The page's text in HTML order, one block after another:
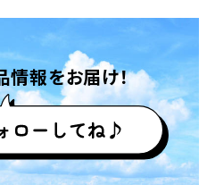
情報をお届け！